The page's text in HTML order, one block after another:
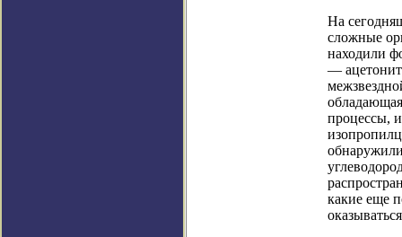
На
сложные
находили
—
процессы,
какие еще